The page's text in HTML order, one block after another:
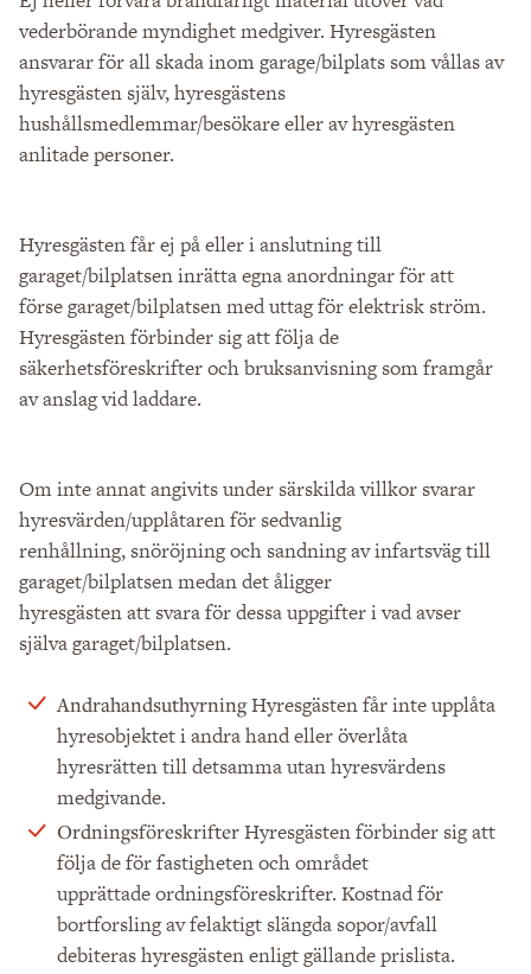
vederbörande myndighet medgiver. Hyresgästen
ansvarar för all skada inom garage/bilplats som vållas av
hyresgästen själv, hyresgästens
hushållsmedlemmar/besökare eller av hyresgästen
anlitade personer.
Hyresgästen får ej på eller i anslutning till
garaget/bilplatsen inrätta egna anordningar för att
förse garaget/bilplatsen med uttag för elektrisk ström.
Hyresgästen förbinder sig att följa de
säkerhetsföreskrifter och bruksanvisning som framgår
av anslag vid laddare.
Om inte annat angivits under särskilda villkor svarar
hyresvärden/upplåtaren för sedvanlig
renhållning, snöröjning och sandning av infartsväg till
garaget/bilplatsen medan det åligger
hyresgästen att svara för dessa uppgifter i vad avser
själva garaget/bilplatsen.
AndrahandsuthyrningHyresgästen får inte upplåta
hyresobjektet i andra hand eller överlåta
hyresrätten till detsamma utan hyresvärdens
medgivande.
OrdningsföreskrifterHyresgästen förbinder sig att
följa de för fastigheten och området
upprättade ordningsföreskrifter. Kostnad för
bortforsling av felaktigt slängda sopor/avfall
debiteras hyresgästen enligt gällande prislista.